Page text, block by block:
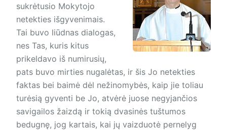
sukrėtusio Mokytojo
netekties išgyvenimais.
Tai buvo liūdnas dialogas,
nes Tas, kuris kitus
prikeldavo iš numirusių,
pats buvo mirties nugalėtas, ir šis Jo netekties
faktas bei baimė dėl nežinomybės, kaip jie toliau
turėsią gyventi be Jo, atvėrė juose negyjančios
savigailos žaizdą ir tokią dvasinės tuštumos
bedugnę, jog kartais, kai jų vaizduotė pernelyg